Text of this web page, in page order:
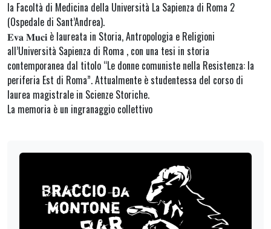
la Facoltà di Medicina della Università La Sapienza di Roma 2
(Ospedale di Sant’Andrea).
𝐄𝐯𝐚 𝐌𝐮𝐜𝐢 è laureata in Storia, Antropologia e Religioni
all’Università Sapienza di Roma , con una tesi in storia
contemporanea dal titolo “Le donne comuniste nella Resistenza: la
periferia Est di Roma”. Attualmente è studentessa del corso di
laurea magistrale in Scienze Storiche.
La memoria è un ingranaggio collettivo